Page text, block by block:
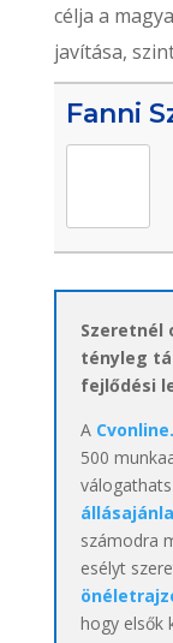
célja a
javítása,
Fanni
Szeretnél
tényleg
fejlődési
A
500
számodra
esélyt
hogy elsők